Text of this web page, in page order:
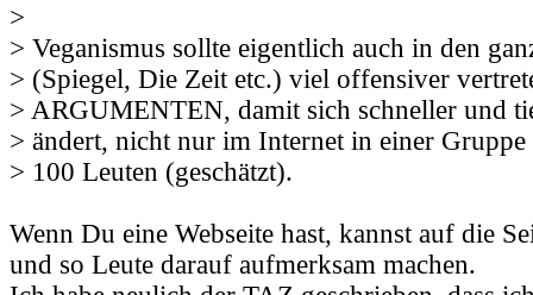
>
> Veganismus sollte eigentlich auch in den
> (Spiegel, Die Zeit etc.) viel offensiver
> ARGUMENTEN, damit sich schneller und
> ändert, nicht nur im Internet in einer
> 100 Leuten (geschätzt).
Wenn Du eine Webseite hast, kannst auf die
und so Leute darauf aufmerksam machen.